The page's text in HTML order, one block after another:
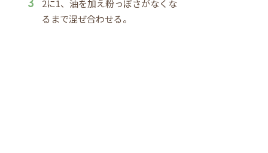
2に1、油を加え粉っぽさがなくな
るまで混ぜ合わせる。